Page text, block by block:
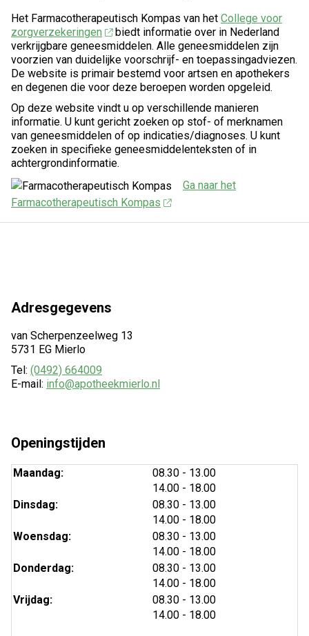
Het Farmacotherapeutisch Kompas van het College voor
zorgverzekeringen
biedt informatie over in Nederland
verkrijgbare geneesmiddelen. Alle geneesmiddelen zijn
voorzien van duidelijke voorschrijf- en toepassingadviezen.
De website is primair bestemd voor artsen en apothekers
en degenen die voor deze beroepen worden opgeleid.
Op deze website vindt u op verschillende manieren
informatie. U kunt gericht zoeken op stof- of merknamen
van geneesmiddelen of op indicaties/diagnoses. U kunt
zoeken in specifieke geneesmiddelenteksten of in
achtergrondinformatie.
Ga naar het
Farmacotherapeutisch Kompas
Adresgegevens
van Scherpenzeelweg 13
5731 EG Mierlo
Tel: (0492) 664009
E-mail: info@apotheekmierlo.nl
Openingstijden
Maandag: 08.30 tot
- 13.00
14.00 tot
- 18.00
Dinsdag:
08.30 tot
- 13.00
14.00 tot
- 18.00
Woensdag:
08.30 tot
- 13.00
14.00 tot
- 18.00
Donderdag:
08.30 tot
- 13.00
14.00 tot
- 18.00
Vrijdag:
08.30 tot
- 13.00
14.00 tot
- 18.00